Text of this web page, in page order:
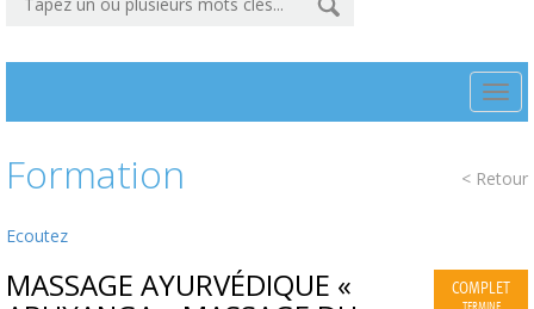
< Retour
Formation
Ecoutez
COMPLET
TERMINE
MASSAGE AYURVÉDIQUE «